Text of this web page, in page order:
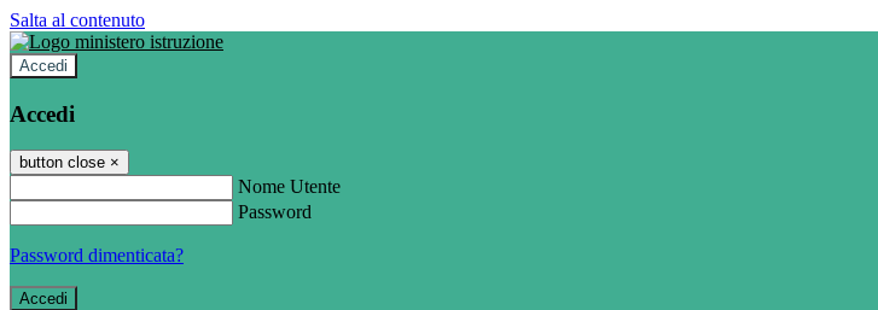
Salta al contenuto
Accedi
Accedi
button close ×
Nome Utente
Password
Password dimenticata?